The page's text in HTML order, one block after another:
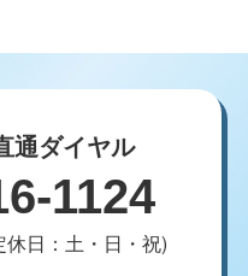
通ダイヤル
1124
日：土・日・祝)